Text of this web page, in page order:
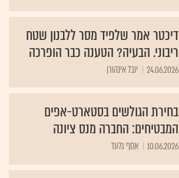
דיכטר אמר שלפיד מסר ללבנון שטח
ריבוני. הבעיה? הטענה כבר הופרכה
24.06.2026 יובל אינהורן
בחירת הגולשים בסטארט-אפים
המבטיחים: החברה מנס ציונה
10.06.2026 אסף גלעד